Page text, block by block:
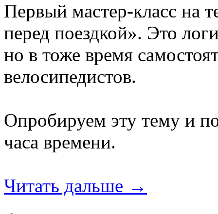
Первый мастер-класс на
перед поездкой». Это
но в тоже время
велосипедистов.
Опробируем эту тему и
часа времени.
Читать дальше →